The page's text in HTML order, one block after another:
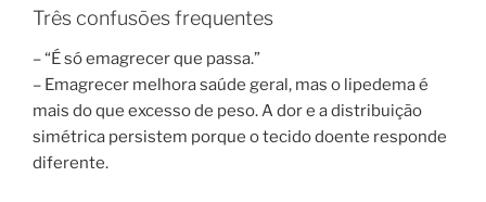
Três confusões frequentes
– “É só emagrecer que passa.”
– Emagrecer melhora saúde geral, mas o lipedema é
mais do que excesso de peso. A dor e a distribuição
simétrica persistem porque o tecido doente responde
diferente.